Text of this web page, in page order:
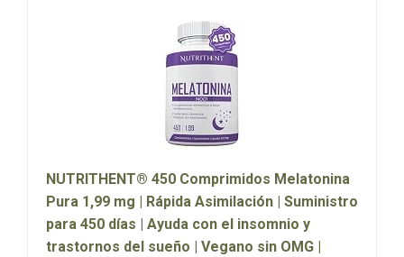
NUTRITHENT® 450 Comprimidos Melatonina
Pura 1,99 mg | Rápida Asimilación | Suministro
para 450 días | Ayuda con el insomnio y
trastornos del sueño | Vegano sin OMG |